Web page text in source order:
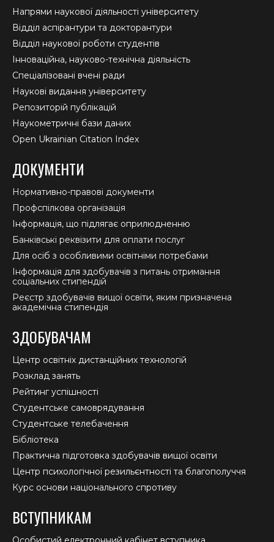
Напрями наукової діяльності університету
Відділ аспірантури та докторантури
Відділ наукової роботи студентів
Інноваційна, науково-технічна діяльність
Спеціалізовані вчені ради
Наукові видання університету
Репозиторій публікацій
Наукометричні бази даних
Open Ukrainian Citation Index
ДОКУМЕНТИ
Нормативно-правові документи
Профспілкова організація
Інформація, що підлягає оприлюдненню
Банківські реквізити для оплати послуг
Для осіб з особливими освітніми потребами
Інформація для здобувачів з питань отримання
соціальних стипендій
Реєстр здобувачів вищої освіти, яким призначена
академічна стипендія
ЗДОБУВАЧАМ
Центр освітніх дистанційних технологій
Розклад занять
Рейтинг успішності
Студентське самоврядування
Студентське телебачення
Бібліотека
Практична підготовка здобувачів вищої освіти
Центр психологічної резильєнтності та благополуччя
Курс основи національного спротиву
ВСТУПНИКАМ